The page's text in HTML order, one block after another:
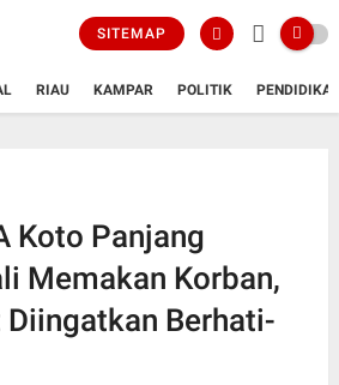
SITEMAP
RIAU KAMPAR POLITIK
Koto Panjang
Memakan Korban,
Berhati-